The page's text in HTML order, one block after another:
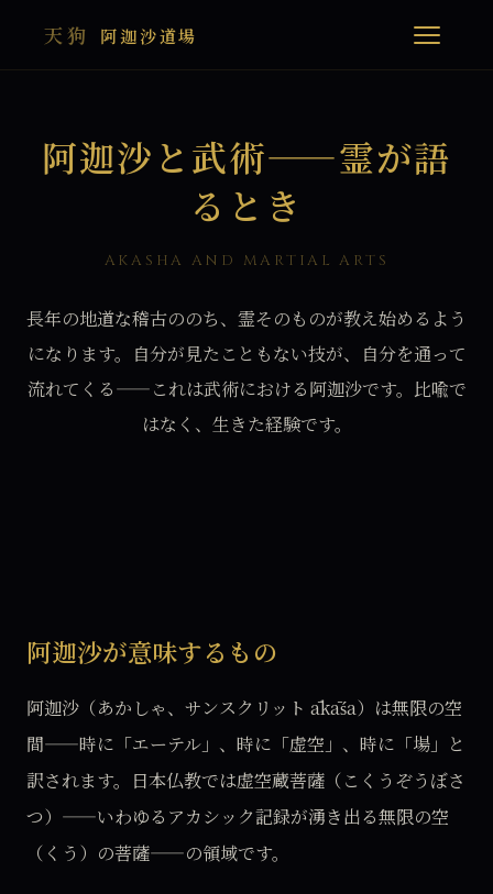
天狗 阿迦沙道場
阿迦沙と武術——霊が語
るとき
AKASHA AND MARTIAL ARTS
長年の地道な稽古ののち、霊そのものが教え始めるよう
になります。自分が見たこともない技が、自分を通って
流れてくる——これは武術における阿迦沙です。比喩で
はなく、生きた経験です。
阿迦沙が意味するもの
阿迦沙（あかしゃ、サンスクリット ākāśa）は無限の空
間——時に「エーテル」、時に「虚空」、時に「場」と
訳されます。日本仏教では虚空蔵菩薩（こくうぞうぼさ
つ）——いわゆるアカシック記録が湧き出る無限の空
（くう）の菩薩——の領域です。